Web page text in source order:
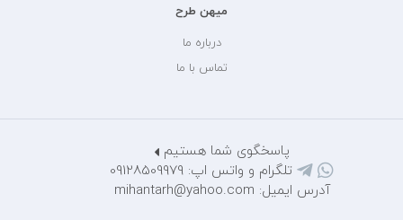
میهن طرح
درباره ما
تماس با ما
پاسخگوی شما هستیم
تلگرام و واتس اپ: 09128509979
آدرس ایمیل: mihantarh@yahoo.com